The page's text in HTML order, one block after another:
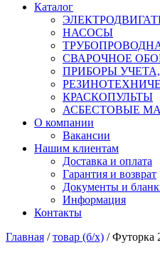
Каталог
НАСОСЫ
СВАРОЧНОЕ
ПРИБОРЫ
КРАСКОПУЛЬТЫ
АСБЕСТОВЫЕ
О компании
Вакансии
Нашим клиентам
Доставка и оплата
Гарантия и возврат
Документы и
Информация
Контакты
Главная /товар (б/х) / Футорка